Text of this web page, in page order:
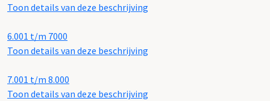
Toon details van deze beschrijving
6.001 t/m 7000
Toon details van deze beschrijving
7.001 t/m 8.000
Toon details van deze beschrijving